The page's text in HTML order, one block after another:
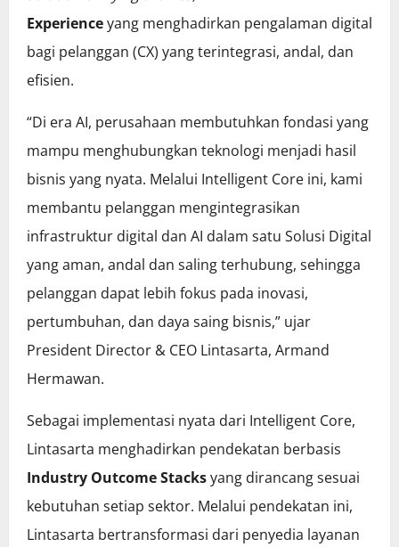
Experienceyang menghadirkan pengalaman digital
bagi pelanggan (CX) yang terintegrasi, andal, dan
efisien.
“Di era AI, perusahaan membutuhkan fondasi yang
mampu menghubungkan teknologi menjadi hasil
bisnis yang nyata. Melalui Intelligent Core ini, kami
membantu pelanggan mengintegrasikan
infrastruktur digital dan AI dalam satu Solusi Digital
yang aman, andal dan saling terhubung, sehingga
pelanggan dapat lebih fokus pada inovasi,
pertumbuhan, dan daya saing bisnis,” ujar
President Director & CEO Lintasarta, Armand
Hermawan.
Sebagai implementasi nyata dari Intelligent Core,
Lintasarta menghadirkan pendekatan berbasis
Industry Outcome Stacksyang dirancang sesuai
kebutuhan setiap sektor. Melalui pendekatan ini,
Lintasarta bertransformasi dari penyedia layanan